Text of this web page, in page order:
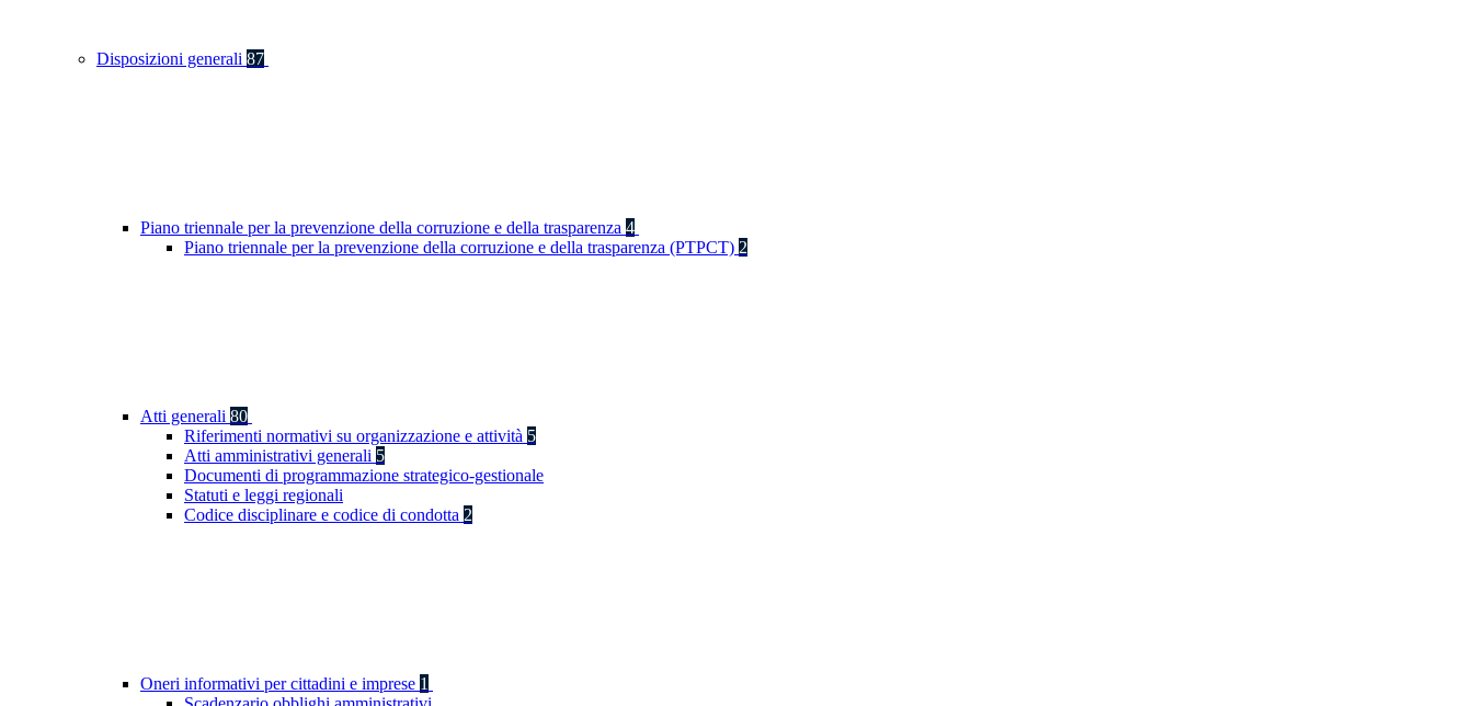
Disposizioni generali 87
Piano triennale per la prevenzione della corruzione e della trasparenza 4
Piano triennale per la prevenzione della corruzione e della trasparenza (PTPCT) 2
Atti generali 80
Riferimenti normativi su organizzazione e attività 5
Atti amministrativi generali 5
Documenti di programmazione strategico-gestionale
Statuti e leggi regionali
Codice disciplinare e codice di condotta 2
Oneri informativi per cittadini e imprese 1